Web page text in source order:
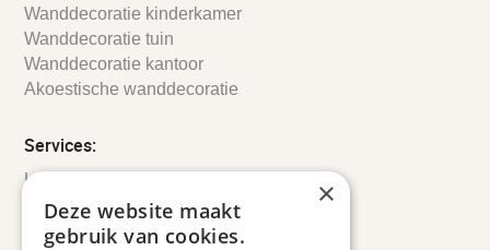
Wanddecoratie kinderkamer
Wanddecoratie tuin
Wanddecoratie kantoor
Akoestische wanddecoratie
Services:
Leveringsinformatie
Retourbeleid
Informatie
×
Deze website maakt
gebruik van cookies.